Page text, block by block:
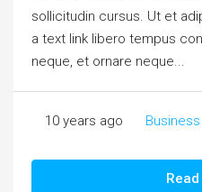
sollicitudin cursus. Ut et
a text link libero tempus
neque, et ornare neque...
10 years ago Business